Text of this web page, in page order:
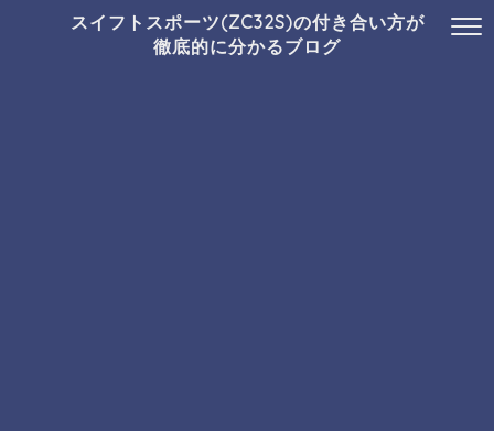
スイフトスポーツ(ZC32S)の付き合い方が
徹底的に分かるブログ